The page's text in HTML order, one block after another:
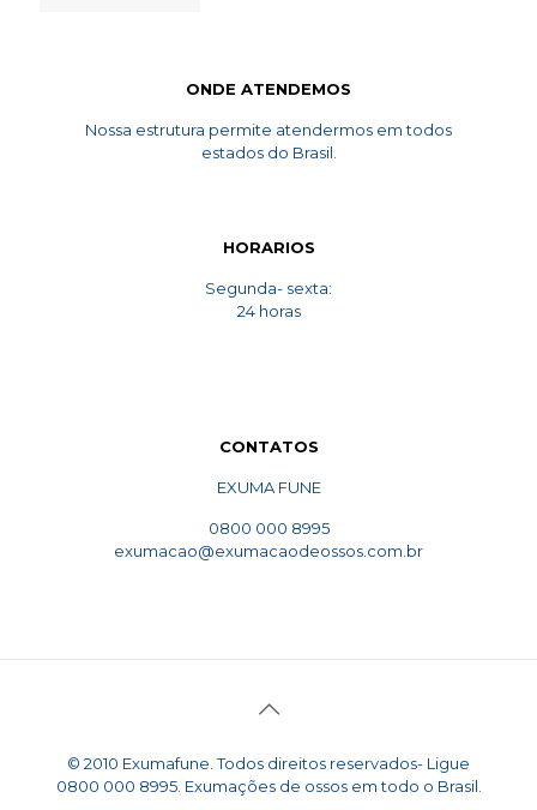
ONDE ATENDEMOS
Nossa estrutura permite atendermos em todos
estados do Brasil.
HORARIOS
Segunda- sexta:
24 horas
CONTATOS
EXUMA FUNE
0800 000 8995
exumacao@exumacaodeossos.com.br
© 2010 Exumafune. Todos direitos reservados- Ligue
0800 000 8995. Exumações de ossos em todo o Brasil.